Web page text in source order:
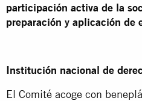
participación activa de la
preparación y aplicación de
Institución nacional de
El Comité acoge con